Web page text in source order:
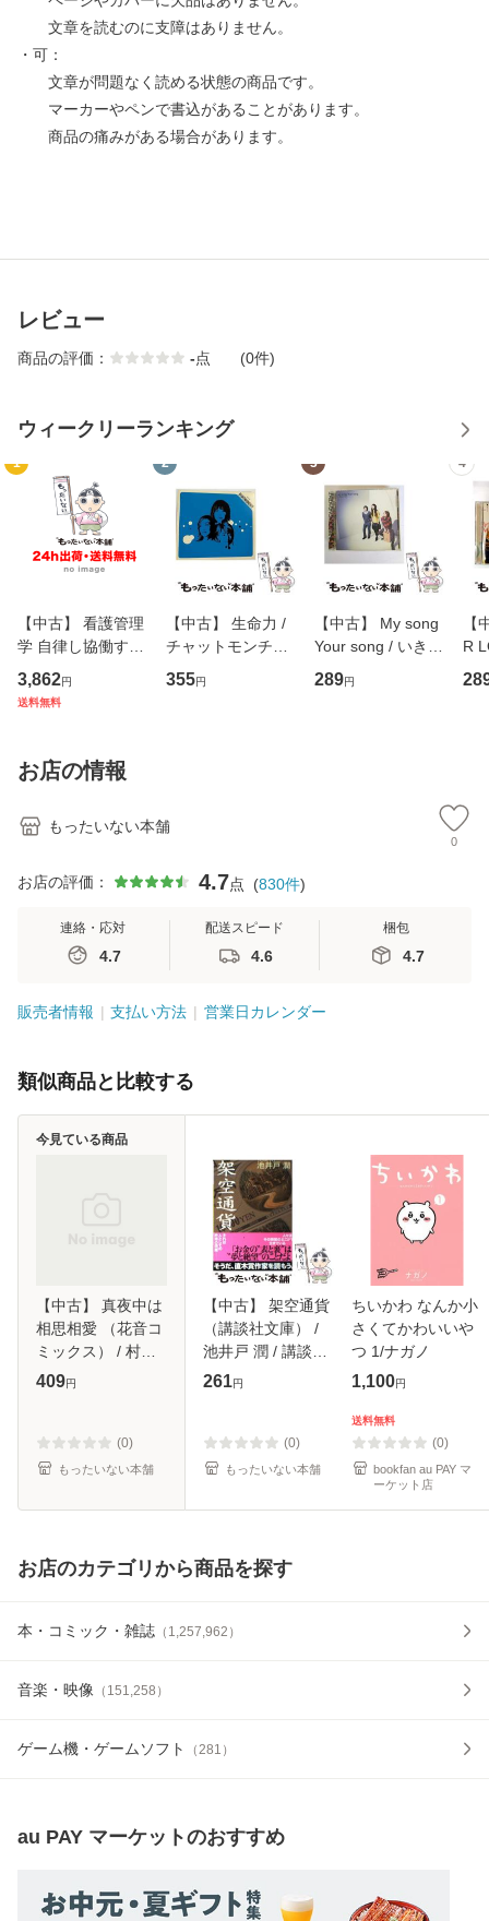
文章を読むのに支障はありません。
・可：
文章が問題なく読める状態の商品です。
マーカーやペンで書込があることがあります。
商品の痛みがある場合があります。
レビュー
商品の評価： -点 (0件)
ウィークリーランキング
1
【中古】 看護管理
学 自律し協働する
専門職の看護マネ
ジメントスキル 改
恵 藤本幸三 / 南江
堂 [単行
3,862円
送料無料
2
【中古】 生命力 /
チャットモンチー /
キューンレコード
[CD]【メール便送
355円
3
【中古】 My song
Your song / いきも
のがかり / [CD]
【メール便送料無
289円
4
【
R
産
お店の情報
もったいない本舗
0
お店の評価： 4.7点 (830件)
連絡・応対
4.7
配送スピード
4.6
梱包
4.7
販売者情報 支払い方法 営業日カレンダー
類似商品と比較する
【中古】 真夜中は
相思相愛 （花音コ
ミックス） / 村上
左知 / 芳文社 [コミ
409円
(0)
もったいない本舗
今見ている商品
【中古】 架空通貨
（講談社文庫） /
池井戸 潤 / 講談社
[文庫]【メール便送
261円
(0)
もったいない本舗
ちいかわ なんか小
さくてかわいいや
つ 1/ナガノ
1,100円
送料無料
(0)
bookfan au PAY マ
ーケット店
お店のカテゴリから商品を探す
本・コミック・雑誌 （ 1,257,962 ）
音楽・映像 （ 151,258 ）
ゲーム機・ゲームソフト （281 ）
au PAY マーケットのおすすめ